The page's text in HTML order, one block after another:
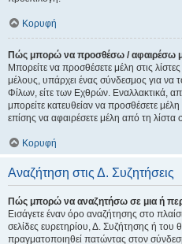
Κορυφή
Πώς μπορώ να προσθέσω / αφαιρέσω
Μπορείτε να προσθέσετε μέλη στις
μέλους, υπάρχει ένας σύνδεσμος για να
Φίλων, είτε των Εχθρών. Εναλλακτικά,
μπορείτε κατευθείαν να προσθέσετε
επίσης να αφαιρέσετε μέλη από τη λίστα
Κορυφή
Αναζήτηση στις Δ. Συζητήσεις
Πώς μπορώ να αναζητήσω σε μια ή
Εισάγετε έναν όρο αναζήτησης στο
σελίδες ευρετηρίου, Δ. Συζήτησης ή
πραγματοποιηθεί πατώντας στον